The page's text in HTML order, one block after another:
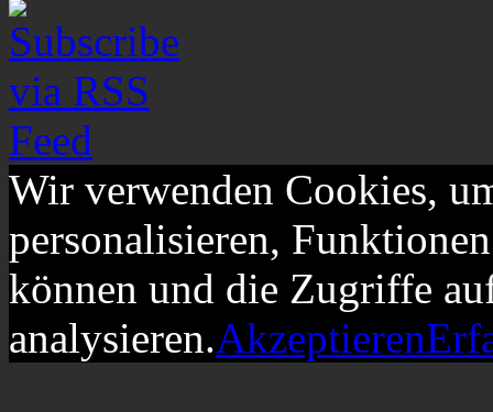
Wir verwenden Cookies,
personalisieren,
können und die Zugriffe
analysieren.Akzeptieren